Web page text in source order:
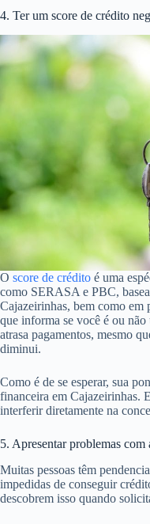
4. Ter um score de crédito
O score de crédito é uma
como SERASA e PBC,
Cajazeirinhas, bem como em
que informa se você é ou
atrasa pagamentos, mesmo
diminui.
Como é de se esperar, sua
financeira em Cajazeirinhas.
interferir diretamente na
5. Apresentar problemas
Muitas pessoas têm
impedidas de conseguir
descobrem isso quando